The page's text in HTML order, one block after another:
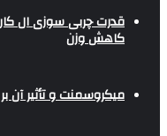
قدرت چربی سوزی ال
کاهش وزن
میکروسمنت و تأثیر آن